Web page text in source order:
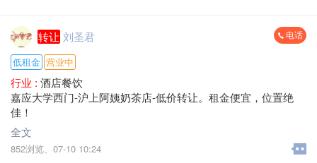
转让 刘圣君 电话
低租金 营业中
行业 : 酒店餐饮
嘉应大学西门-沪上阿姨奶茶店-低价转让。租金便宜，位置绝
佳！
全文
852浏览、 07-10 10:24